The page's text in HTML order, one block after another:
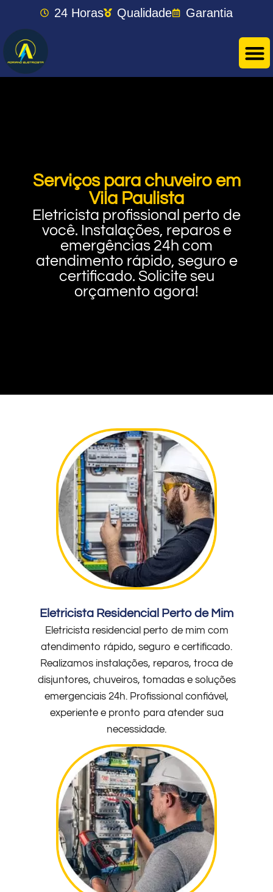
24 Horas Qualidade Garantia
Serviços para chuveiro em
Vila Paulista
Eletricista profissional perto de
você. Instalações, reparos e
emergências 24h com
atendimento rápido, seguro e
certificado. Solicite seu
orçamento agora!
Eletricista Residencial Perto de Mim
Eletricista residencial perto de mim com
atendimento rápido, seguro e certificado.
Realizamos instalações, reparos, troca de
disjuntores, chuveiros, tomadas e soluções
emergenciais 24h. Profissional confiável,
experiente e pronto para atender sua
necessidade.